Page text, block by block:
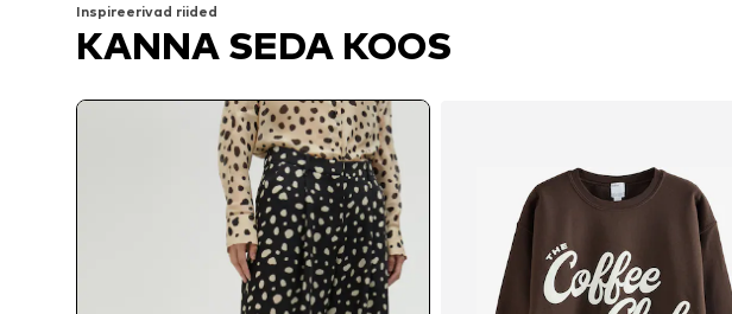
Inspireerivad riided
KANNA SEDA KOOS